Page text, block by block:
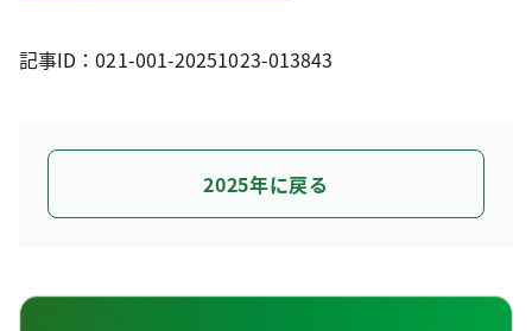
記事ID：021-001-20251023-013843
2025年に戻る